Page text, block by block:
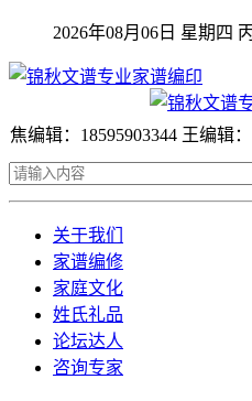
2026年08月06日 星期四
焦编辑：18595903344 王编辑
关于我们
家谱编修
家庭文化
姓氏礼品
论坛达人
咨询专家